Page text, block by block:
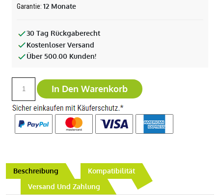
Garantie: 12 Monate
30 Tag Rückgaberecht
Kostenloser Versand
Über 500.00 Kunden!
In Den Warenkorb
Beschreibung
Kompatibilität
Versand Und Zahlung